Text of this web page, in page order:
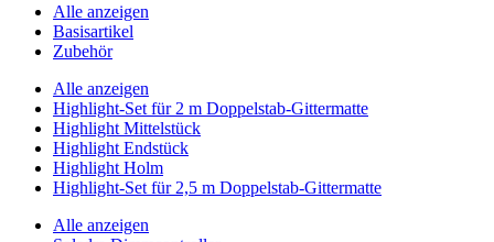
Alle anzeigen
Basisartikel
Zubehör
Alle anzeigen
Highlight-Set für 2 m Doppelstab-Gittermatte
Highlight Mittelstück
Highlight Endstück
Highlight Holm
Highlight-Set für 2,5 m Doppelstab-Gittermatte
Alle anzeigen